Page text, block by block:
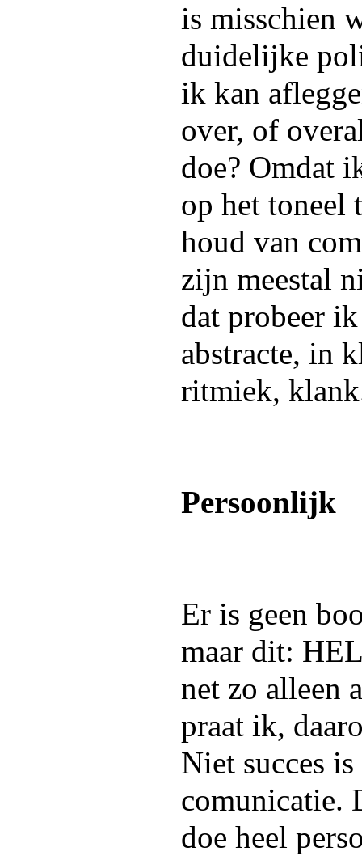
is misschien
duidelijke
ik kan
over, of
doe? Omdat
op het toneel
houd van
zijn meestal
dat probeer
abstracte, in
ritmiek,
Persoonlijk
Er is geen
maar dit:
net zo alleen
praat ik,
Niet succes
comunicatie.
doe heel